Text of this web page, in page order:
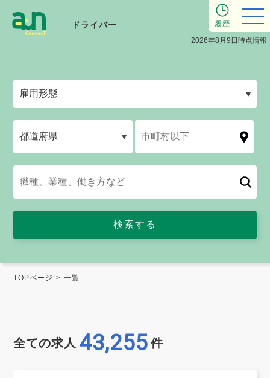
ドライバー
2026年8月9日時点情報
履歴
TOPページ 一覧
全ての求人 43,255 件